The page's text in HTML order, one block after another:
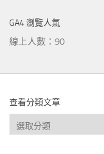
GA4 瀏覽人氣
線上人數：90
查看分類文章
查
看